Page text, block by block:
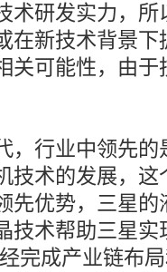
术研发实力，
在新技术背景
关可能性，由
，行业中领先
技术的发展，
先优势，三星
技术帮助三星
完成产业链布